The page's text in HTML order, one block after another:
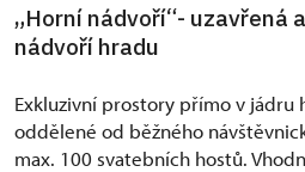
„Horní nádvoří“- uzavřená
nádvoří hradu
Exkluzivní prostory přímo v jádru
oddělené od běžného
max. 100 svatebních hostů.